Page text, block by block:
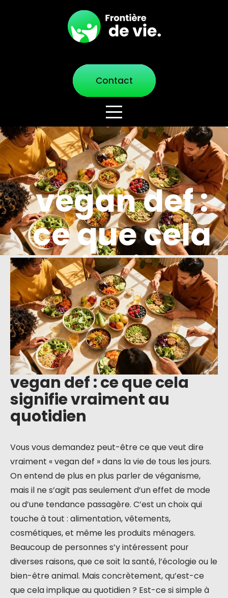
Contact
vegan def :
ce que cela
signifie
vraiment au
quotidien
vegan def : ce que cela
signifie vraiment au
quotidien
Vous vous demandez peut-être ce que veut dire
vraiment « vegan def » dans la vie de tous les jours.
On entend de plus en plus parler de véganisme,
mais il ne s’agit pas seulement d’un effet de mode
ou d’une tendance passagère. C’est un choix qui
touche à tout : alimentation, vêtements,
cosmétiques, et même les produits ménagers.
Beaucoup de personnes s’y intéressent pour
diverses raisons, que ce soit la santé, l’écologie ou le
bien-être animal. Mais concrètement, qu’est-ce
que cela implique au quotidien ? Est-ce si simple à